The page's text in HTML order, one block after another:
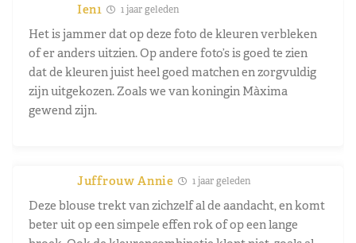
Ien1 1 jaar geleden
Het is jammer dat op deze foto de kleuren verbleken
of er anders uitzien. Op andere foto’s is goed te zien
dat de kleuren juist heel goed matchen en zorgvuldig
zijn uitgekozen. Zoals we van koningin Màxima
gewend zijn.
Juffrouw Annie 1 jaar geleden
Deze blouse trekt van zichzelf al de aandacht, en komt
beter uit op een simpele effen rok of op een lange